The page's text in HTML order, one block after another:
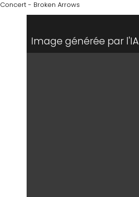
Concert - Broken Arrows
Image générée par l'IA